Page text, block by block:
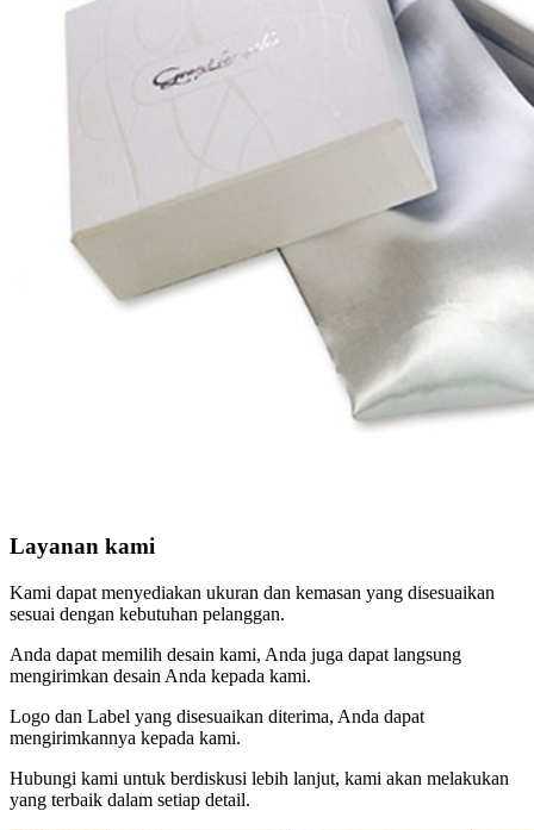
Layanan kami
Kami dapat menyediakan ukuran dan kemasan yang disesuaikan
sesuai dengan kebutuhan pelanggan.
Anda dapat memilih desain kami, Anda juga dapat langsung
mengirimkan desain Anda kepada kami.
Logo dan Label yang disesuaikan diterima, Anda dapat
mengirimkannya kepada kami.
Hubungi kami untuk berdiskusi lebih lanjut, kami akan melakukan
yang terbaik dalam setiap detail.